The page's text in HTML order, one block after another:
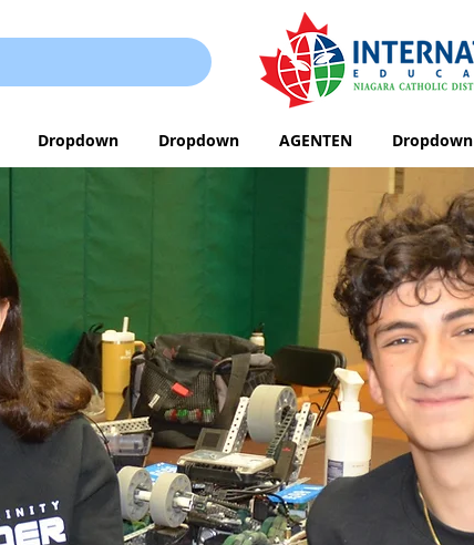
Dropdown Dropdown AGENTEN Dropdown